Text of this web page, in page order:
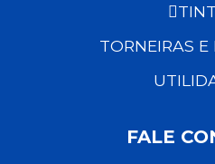
TORNEIRAS E
FALE